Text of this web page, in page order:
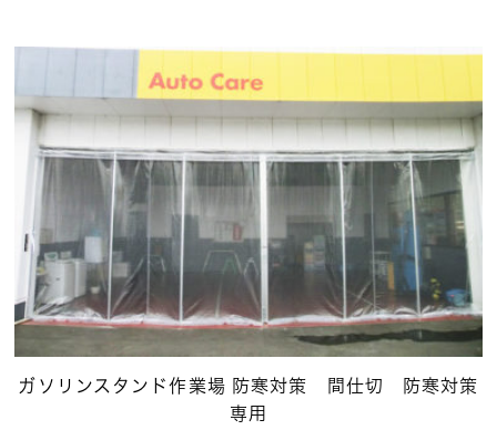
ガソリンスタンド作業場 防寒対策 間仕切 防寒対策
専用